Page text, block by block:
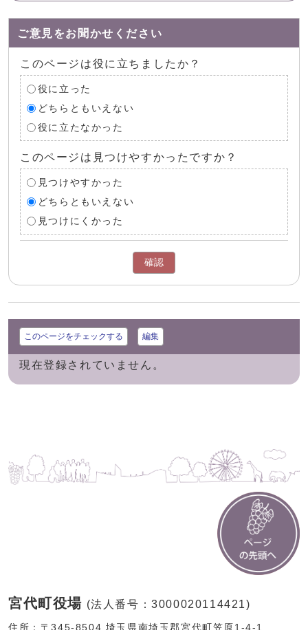
ご意見をお聞かせください
このページは役に立ちましたか？
役に立った
どちらともいえない
役に立たなかった
このページは見つけやすかったですか？
見つけやすかった
どちらともいえない
見つけにくかった
確認
このページをチェックする 編集
現在登録されていません。
宮代町役場 (法人番号：3000020114421)
住所：〒345-8504 埼玉県南埼玉郡宮代町笠原1-4-1